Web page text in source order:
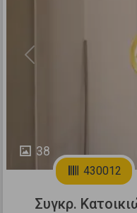
38
Previous
430012
Συγκρ.